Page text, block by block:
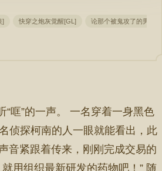
] 快穿之炮灰觉醒[GL] 论那个被鬼攻了的男主!
哐”的一声。 一名穿着一身黑色
侦探柯南的人一眼就能看出，此
音紧跟着传来，刚刚完成交易的
用组织最新研发的药物吧！” 随